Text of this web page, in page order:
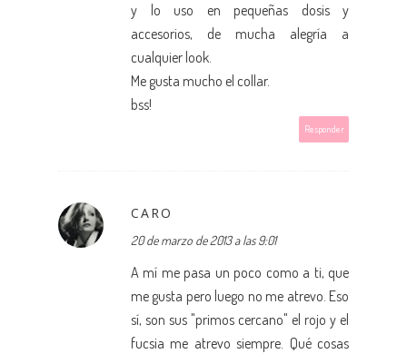
y lo uso en pequeñas dosis y
accesorios, de mucha alegría a
cualquier look.
Me gusta mucho el collar.
bss!
Responder
CARO
20 de marzo de 2013 a las 9:01
A mí me pasa un poco como a ti, que
me gusta pero luego no me atrevo. Eso
sí, son sus "primos cercano" el rojo y el
fucsia me atrevo siempre. Qué cosas